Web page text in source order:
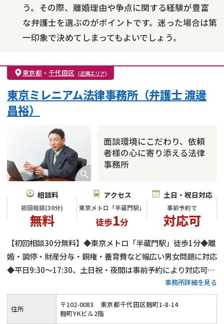
う。その際、離婚理由や争点に関する経験が豊富
な弁護士を選ぶのがポイントです。迷った場合は第
一印象で決めてしまってもよいでしょう。
東京都 ・ 千代田区 (近隣エリア)
面談環境にこだわり、依頼
者様の心に寄り添える法律
事務所
東京ミレニアム法律事務所（弁護士 渡邊
昌裕）
相談料
初回相談(30分)
無料
アクセス
東京メトロ「半蔵門駅」
徒歩1分
土日・祝日対応
事前予約で
対応可
【初回相談30分無料】◆東京メトロ「半蔵門駅」徒歩1分◆離
婚・調停・財産分与・親権・養育費など幅広い男女問題に対応
◆平日9:30～17:30、土日祝・夜間は事前予約により対応可◆
可能な限り話し合いで進め、迅速な事件解決を目指します
事務所詳細を見る
住所 〒102-0083
東京都千代田区麹町1-8-14
麹町YKビル2階